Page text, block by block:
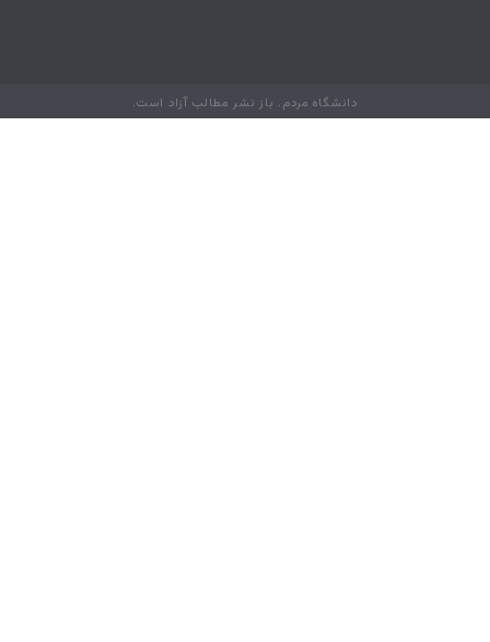
دانشگاه مردم. باز نشر مطالب آزاد است.